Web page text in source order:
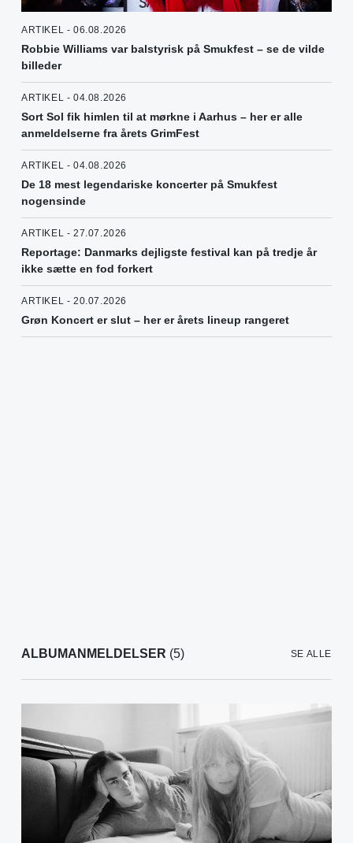
ARTIKEL - 06.08.2026
Robbie Williams var balstyrisk på Smukfest – se de vilde
billeder
ARTIKEL - 04.08.2026
Sort Sol fik himlen til at mørkne i Aarhus – her er alle
anmeldelserne fra årets GrimFest
ARTIKEL - 04.08.2026
De 18 mest legendariske koncerter på Smukfest
nogensinde
ARTIKEL - 27.07.2026
Reportage: Danmarks dejligste festival kan på tredje år
ikke sætte en fod forkert
ARTIKEL - 20.07.2026
Grøn Koncert er slut – her er årets lineup rangeret
ALBUMANMELDELSER (5) SE ALLE